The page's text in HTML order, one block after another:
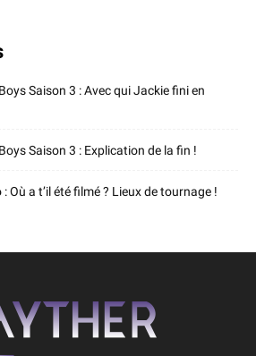
Saison 3 : Avec qui Jackie fini en
Saison 3 : Explication de la fin !
Où a t’il été filmé ? Lieux de tournage !